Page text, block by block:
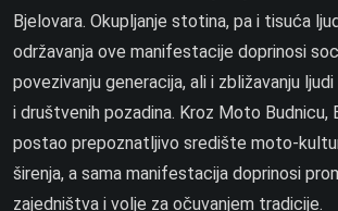
Bjelovara. Okupljanje stotina, pa i tisuća
održavanja ove manifestacije doprinosi
povezivanju generacija, ali i zbližavanju
i društvenih pozadina. Kroz Moto Budnicu,
postao prepoznatljivo središte moto-
širenja, a sama manifestacija doprinosi
zajedništva i volje za očuvanjem tradicije.